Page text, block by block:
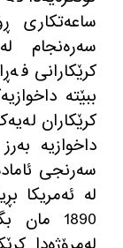
ساعەتکاری
سەرەنجام
کرێکارانی
ببێتە
کرێکاران
داخوازیە
سەرنجی
لە ئەمریکا
1890
مان